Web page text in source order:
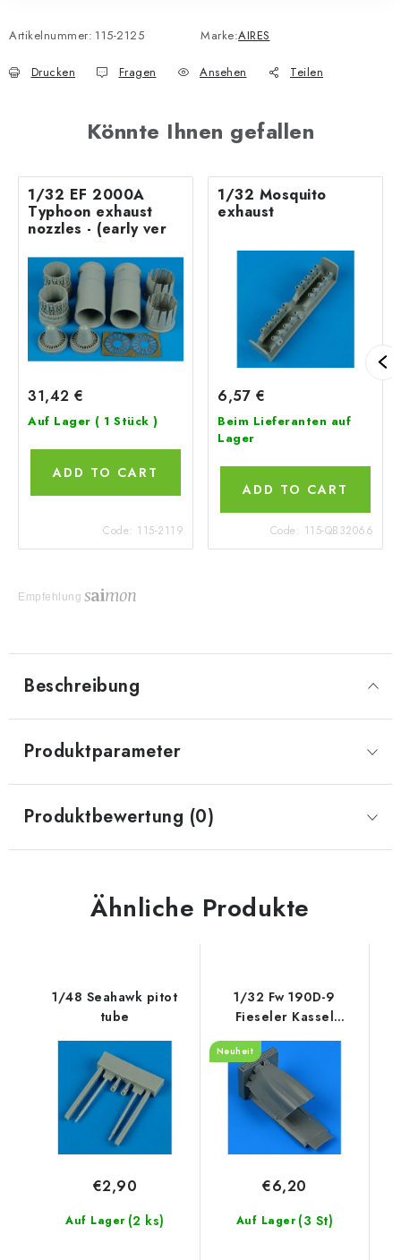
Artikelnummer: 115-2125 Marke:AIRES
Drucken Fragen Ansehen Teilen
Könnte Ihnen gefallen
1/32 EF 2000A
Typhoon exhaust
nozzles - (early ver
31,42 €
Auf Lager ( 1 Stück )
ADD TO CART
Code: 115-2119
1/32 Mosquito
exhaust
6,57 €
Beim Lieferanten auf
Lager
ADD TO CART
Code: 115-QB32066
Empfehlung
Beschreibung
Produktparameter
Produktbewertung (0)
Ähnliche Produkte
1/48 Seahawk pitot
tube
Auf Lager (2 ks)
€2,90
1/32 Fw 190D-9
Fieseler Kassel
cowling recommended
for Hasegawa
Neuheit
Auf Lager (3 St)
€6,20